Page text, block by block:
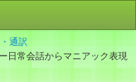
通訳
日常会話からマニアック表現